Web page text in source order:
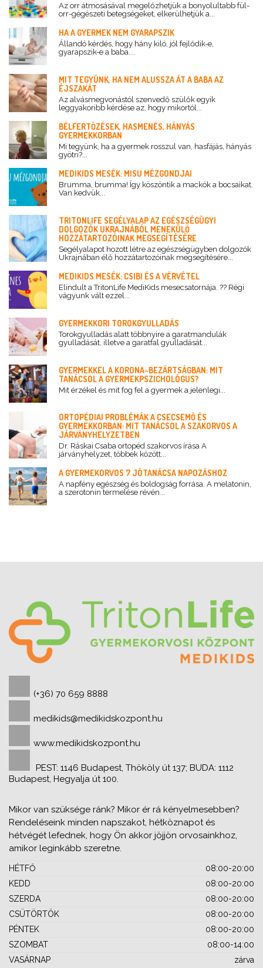
Az orr átmosásával megelőzhetjük a bonyolultabb fül-
orr-gégészeti betegségeket, elkerülhetjük a...
HA A GYERMEK NEM GYARAPSZIK
Állandó kérdés, hogy hány kiló, jól fejlődik-e,
gyarapszik-e a baba....
MIT TEGYÜNK, HA NEM ALUSSZA ÁT A BABA AZ
ÉJSZAKÁT
Az alvásmegvonástól szenvedő szülők egyik
leggyakoribb kérdése az, hogy mikortól...
BÉLFERTŐZÉSEK, HASMENÉS, HÁNYÁS
GYERMEKKORBAN
Mi tegyünk, ha a gyermek rosszul van, hasfájás, hányás
gyötri?...
MEDIKIDS MESÉK: MISU MÉZGONDJAI
Brumma, brumma! Így köszöntik a mackók a bocsaikat.
Van kedvük...
TRITONLIFE SEGÉLYALAP AZ EGÉSZSÉGÜGYI
DOLGOZÓK UKRAJNÁBÓL MENEKÜLŐ
HOZZÁTARTOZÓINAK MEGSEGÍTÉSÉRE
Segélyalapot hozott létre az egészségügyben dolgozók
Ukrajnában élő hozzátartozóinak megsegítésére...
MEDIKIDS MESÉK: CSIBI ÉS A VÉRVÉTEL
Elindult a TritonLife MediKids mesecsatornája. ?? Régi
vágyunk vált ezzel...
GYERMEKKORI TOROKGYULLADÁS
Torokgyulladás alatt többnyire a garatmandulák
gyulladását, illetve a garatfal gyulladását...
GYERMEKKEL A KORONA-BEZÁRTSÁGBAN: MIT
TANÁCSOL A GYERMEKPSZICHOLÓGUS?
Mit érzékel és mit fog fel a gyermek a jelenlegi...
ORTOPÉDIAI PROBLÉMÁK A CSECSEMŐ ÉS
GYERMEKKORBAN: MIT TANÁCSOL A SZAKORVOS A
JÁRVÁNYHELYZETBEN
Dr. Ráskai Csaba ortopéd szakorvos írása A
járványhelyzet, többek között...
A GYERMEKORVOS 7 JÓTANÁCSA NAPOZÁSHOZ
A napfény egészség és boldogság forrása. A melatonin,
a szerotonin termelése révén...
(+36) 70 659 8888
medikids@medikidskozpont.hu
www.medikidskozpont.hu
PEST: 1146 Budapest, Thököly út 137; BUDA: 1112
Budapest, Hegyalja út 100.
Mikor van szüksége ránk? Mikor ér rá kényelmesebben?
Rendeléseink minden napszakot, hétköznapot és
hétvégét lefednek, hogy Ön akkor jöjjön orvosainkhoz,
amikor leginkább szeretne.
HÉTFŐ
08:00-20:00
KEDD
08:00-20:00
SZERDA
08:00-20:00
CSÜTÖRTÖK
08:00-20:00
PÉNTEK
08:00-20:00
SZOMBAT
08:00-14:00
VASÁRNAP
zárva